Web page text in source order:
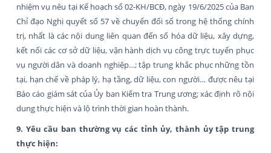
nhiệm vụ nêu tại Kế hoạch số 02-KH/BCĐ, ngày 19/6/2025 của Ban
Chỉ đạo Nghị quyết số 57 về chuyển đổi số trong hệ thống chính
trị, nhất là các nội dung liên quan đến số hóa dữ liệu, xây dựng,
kết nối các cơ sở dữ liệu, vận hành dịch vụ công trực tuyến phục
vụ người dân và doanh nghiệp…; tập trung khắc phục những tồn
tại, hạn chế về pháp lý, hạ tầng, dữ liệu, con người… được nêu tại
Báo cáo giám sát của Ủy ban Kiểm tra Trung ương; xác định rõ nội
dung thực hiện và lộ trình thời gian hoàn thành.
9. Yêu cầu ban thường vụ các tỉnh ủy, thành ủy tập trung
thực hiện: